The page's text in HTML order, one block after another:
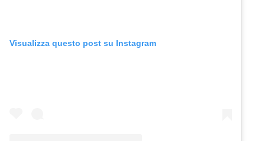
Visualizza questo post su Instagram